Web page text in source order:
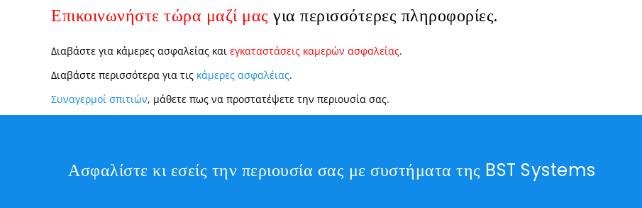
Επικοινωνήστε τώρα μαζί μας για περισσότερες πληροφορίες.
Διαβάστε για κάμερες ασφαλείας και εγκαταστάσεις καμερών ασφαλείας.
Διαβάστε περισσότερα για τις κάμερες ασφαλέιας.
Συναγερμοί σπιτιών, μάθετε πως να προστατέψετε την περιουσία σας.
Ασφαλίστε κι εσείς την περιουσία σας με συστήματα της BST Systems